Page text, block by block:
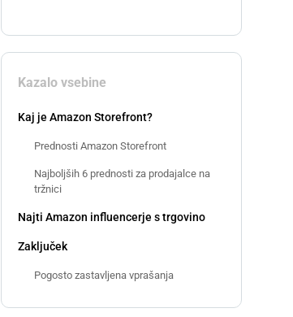
Kazalo vsebine
Kaj je Amazon Storefront?
Prednosti Amazon Storefront
Najboljših 6 prednosti za prodajalce na
tržnici
Najti Amazon influencerje s trgovino
Zaključek
Pogosto zastavljena vprašanja